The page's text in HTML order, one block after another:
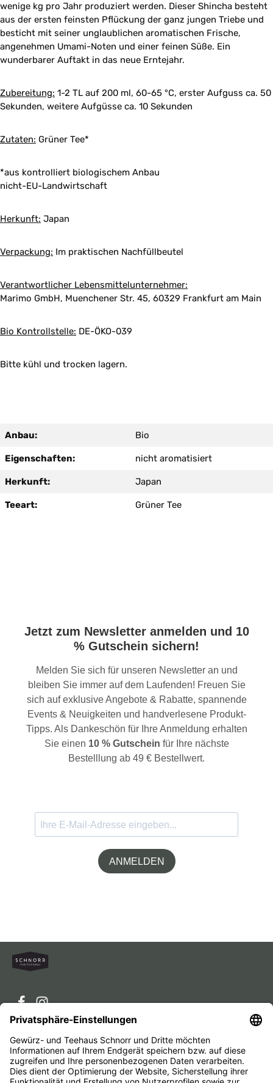
wenige kg pro Jahr produziert werden. Dieser Shincha besteht
aus der ersten feinsten Pflückung der ganz jungen Triebe und
besticht mit seiner unglaublichen aromatischen Frische,
angenehmen Umami-Noten und einer feinen Süße. Ein
wunderbarer Auftakt in das neue Erntejahr.
Zubereitung: 1-2 TL auf 200 ml, 60-65 °C, erster Aufguss ca. 50
Sekunden, weitere Aufgüsse ca. 10 Sekunden
Zutaten: Grüner Tee*
*aus kontrolliert biologischem Anbau
nicht-EU-Landwirtschaft
Herkunft: Japan
Verpackung: Im praktischen Nachfüllbeutel
Verantwortlicher Lebensmittelunternehmer:
Marimo GmbH, Muenchener Str. 45, 60329 Frankfurt am Main
Bio Kontrollstelle: DE-ÖKO-039
Bitte kühl und trocken lagern.
Anbau: Bio
Eigenschaften: nicht aromatisiert
Herkunft: Japan
Teeart: Grüner Tee
Jetzt zum Newsletter anmelden und 10
% Gutschein sichern!
Melden Sie sich für unseren Newsletter an und
bleiben Sie immer auf dem Laufenden! Freuen Sie
sich auf exklusive Angebote & Rabatte, spannende
Events & Neuigkeiten und handverlesene Produkt-
Tipps. Als Dankeschön für Ihre Anmeldung erhalten
Sie einen 10 % Gutschein für Ihre nächste
Bestelllung ab 49 € Bestellwert.
ANMELDEN
Service-Hotline
Service